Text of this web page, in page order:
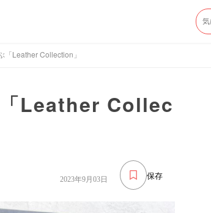
「Leather Collection」
「Leather Collec
保存
2023年9月03日